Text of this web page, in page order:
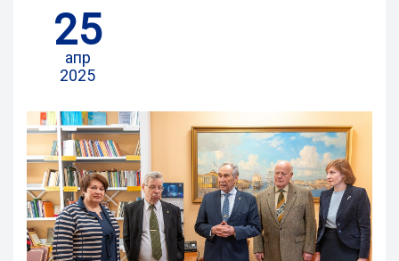
25
апр
2025